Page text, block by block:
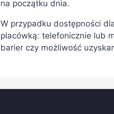
na początku dnia.
W przypadku dostępności
placówką: telefonicznie lub
barier czy możliwość